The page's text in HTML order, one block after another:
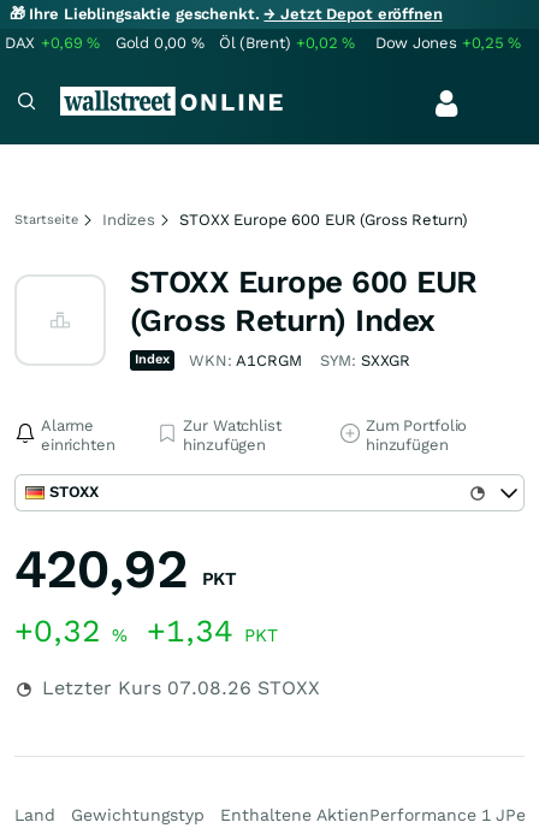
🎁 Ihre Lieblingsaktie geschenkt.→ Jetzt Depot eröffnen
DAX +0,69% Gold 0,00 % Öl (Brent) +0,02% Dow Jones +0,25%
Startseite Indizes STOXX Europe 600 EUR (Gross Return)
STOXX Europe 600 EUR
(Gross Return) Index
Index WKN:A1CRGM SYM: SXXGR
Alarme
einrichten
Zur Watchlist
hinzufügen
Zum Portfolio
hinzufügen
STOXX
420,92 PKT
+0,32 % +1,34 PKT
Letzter Kurs 07.08.26 STOXX
Land Gewichtungstyp Enthaltene AktienPerformance 1 J